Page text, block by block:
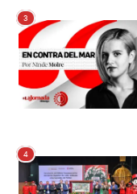
3
4